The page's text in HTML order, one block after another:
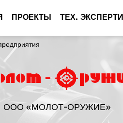
ПРОЕКТЫ ТЕХ.
ООО «МОЛОТ-ОРУЖИЕ»